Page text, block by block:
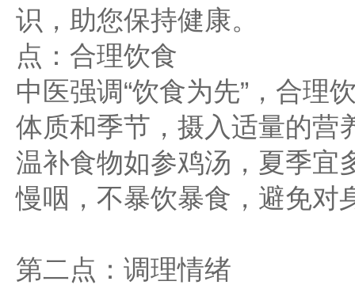
识，助您保持健康。
点：合理饮食
中医强调“饮食为先”，合理
体质和季节，摄入适量的营
温补食物如参鸡汤，夏季宜
慢咽，不暴饮暴食，避免对
第二点：调理情绪